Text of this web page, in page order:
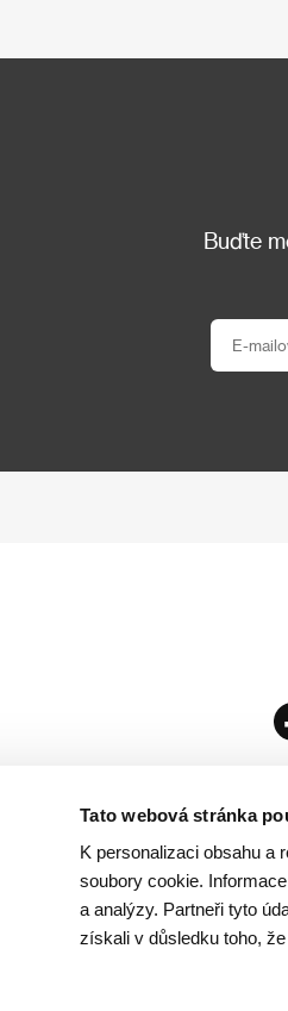
Tato webová stránka
K personalizaci obsahu a
soubory cookie.
a analýzy. Partneři tyto
získali v důsledku toho,
Buďte